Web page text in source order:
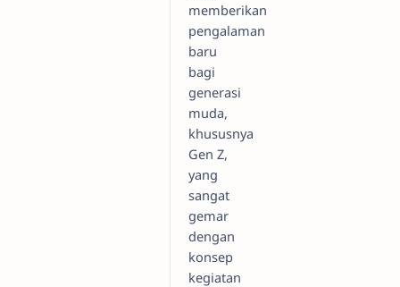
memberikan
pengalaman
baru
bagi
generasi
muda,
khususnya
Gen Z,
yang
sangat
gemar
dengan
konsep
kegiatan